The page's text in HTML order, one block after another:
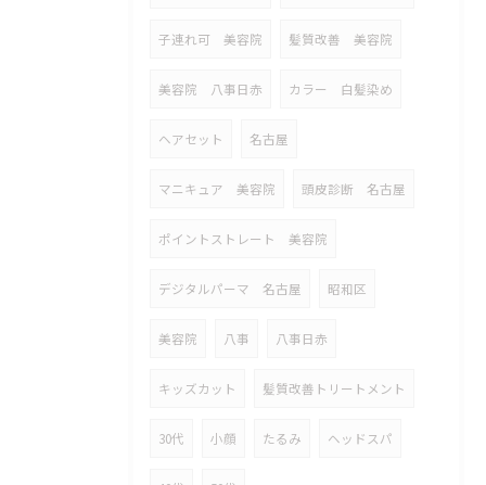
子連れ可 美容院 髪質改善 美容院
美容院 八事日赤 カラー 白髪染め
ヘアセット 名古屋
マニキュア 美容院 頭皮診断 名古屋
ポイントストレート 美容院
デジタルパーマ 名古屋 昭和区
美容院 八事 八事日赤
キッズカット 髪質改善トリートメント
30代 小顔 たるみ ヘッドスパ